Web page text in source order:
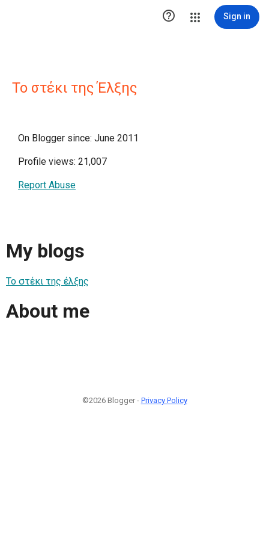
 Sign in
Το στέκι της Έλξης
On Blogger since: June 2011
Profile views: 21,007
Report Abuse
My blogs
Το στέκι της έλξης
About me
©2026 Blogger - Privacy Policy